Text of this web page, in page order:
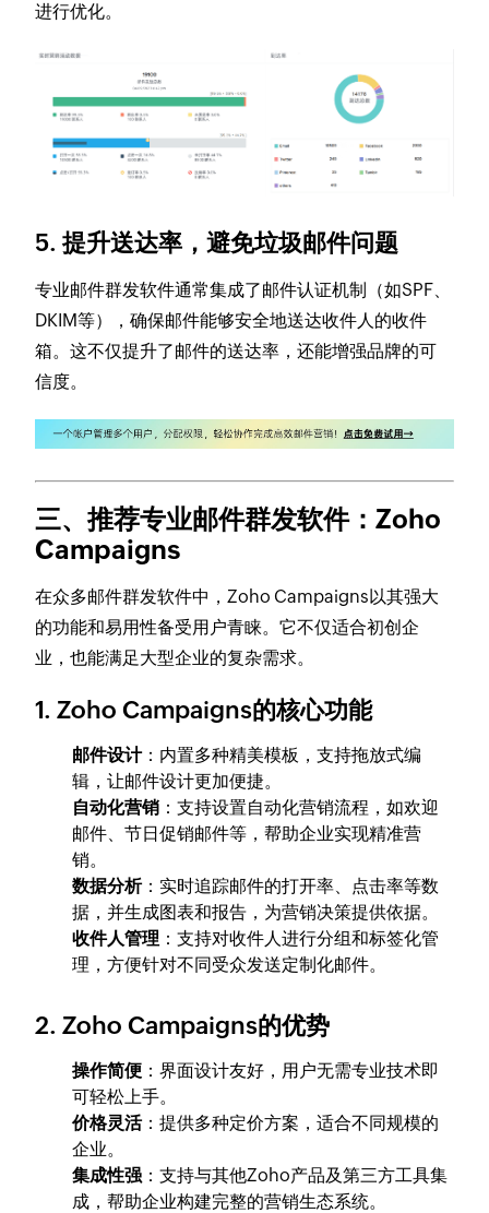
进行优化。
5. 提升送达率，避免垃圾邮件问题
专业邮件群发软件通常集成了邮件认证机制（如SPF、
DKIM等），确保邮件能够安全地送达收件人的收件
箱。这不仅提升了邮件的送达率，还能增强品牌的可
信度。
三、推荐专业邮件群发软件：Zoho
Campaigns
在众多邮件群发软件中，Zoho Campaigns以其强大
的功能和易用性备受用户青睐。它不仅适合初创企
业，也能满足大型企业的复杂需求。
1. Zoho Campaigns的核心功能
邮件设计：内置多种精美模板，支持拖放式编
辑，让邮件设计更加便捷。
自动化营销 ：支持设置自动化营销流程，如欢迎
邮件、节日促销邮件等，帮助企业实现精准营
销。
数据分析：实时追踪邮件的打开率、点击率等数
据，并生成图表和报告，为营销决策提供依据。
收件人管理 ：支持对收件人进行分组和标签化管
理，方便针对不同受众发送定制化邮件。
2. Zoho Campaigns的优势
操作简便 ：界面设计友好，用户无需专业技术即
可轻松上手。
价格灵活：提供多种定价方案，适合不同规模的
企业。
集成性强 ：支持与其他Zoho产品及第三方工具集
成，帮助企业构建完整的营销生态系统。